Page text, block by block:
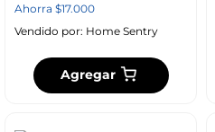
Ahorra $17.000
Vendido por: Home Sentry
Agregar